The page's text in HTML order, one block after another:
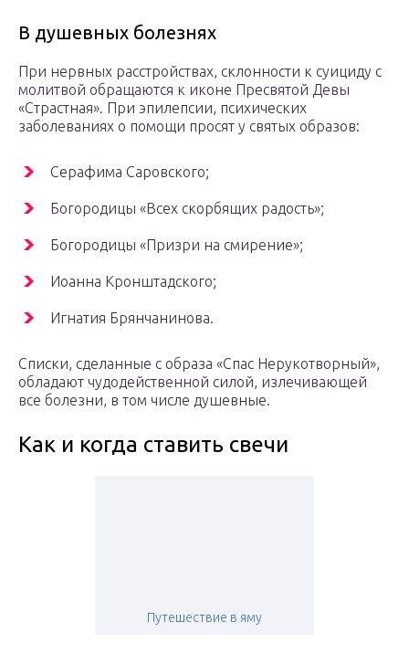
В душевных болезнях
При нервных расстройствах, склонности к суициду с
молитвой обращаются к иконе Пресвятой Девы
«Страстная». При эпилепсии, психических
заболеваниях о помощи просят у святых образов:
Серафима Саровского;
Богородицы «Всех скорбящих радость»;
Богородицы «Призри на смирение»;
Иоанна Кронштадского;
Игнатия Брянчанинова.
Списки, сделанные с образа «Спас Нерукотворный»,
обладают чудодейственной силой, излечивающей
все болезни, в том числе душевные.
Как и когда ставить свечи
Путешествие в яму